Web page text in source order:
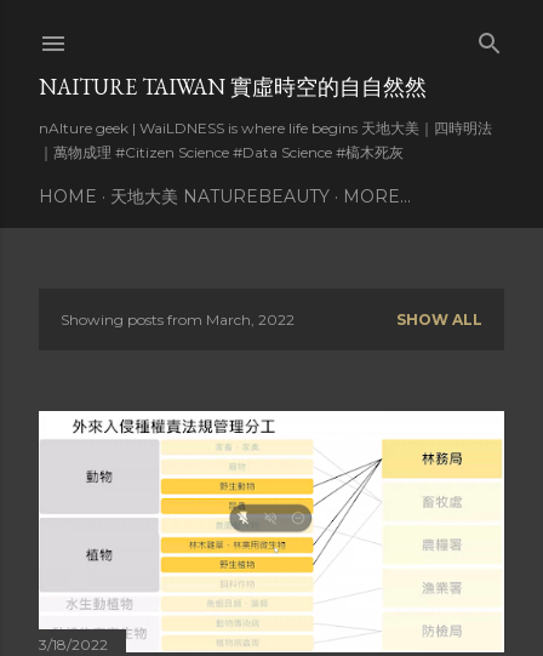
NAITURE TAIWAN 實虛時空的自自然然
nAIture geek | WaiLDNESS is where life begins 天地大美｜四時明法
｜萬物成理 #Citizen Science #Data Science #槁木死灰
HOME 天地大美 NATUREBEAUTY MORE…
s
s
Showing posts from March, 2022 SHOW ALL
3/18/2022